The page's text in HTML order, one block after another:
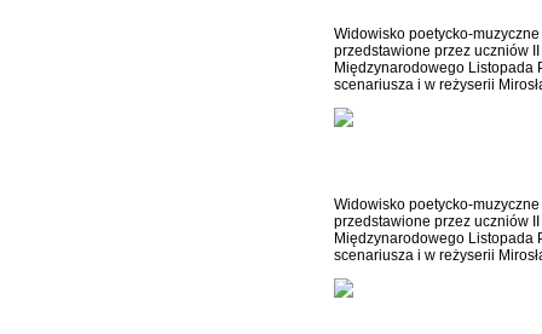
Widowisko poetycko-
przedstawione przez uczniów
Międzynarodowego Listopada
scenariusza i w reżyserii
Widowisko poetycko-
przedstawione przez uczniów
Międzynarodowego Listopada
scenariusza i w reżyserii